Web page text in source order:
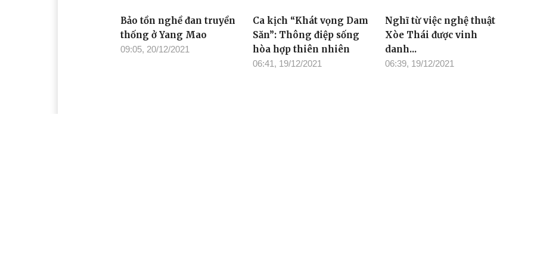
Bảo tồn nghề đan truyền
thống ở Yang Mao
09:05, 20/12/2021
Ca kịch “Khát vọng Dam
Săn”: Thông điệp sống
hòa hợp thiên nhiên
06:41, 19/12/2021
Nghĩ từ việc nghệ thuật
Xòe Thái được vinh
danh...
06:39, 19/12/2021